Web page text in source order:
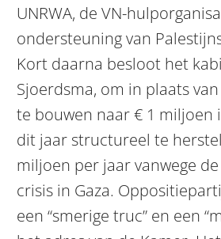
UNRWA, de VN-
ondersteuning van
Kort daarna besloot het
Sjoerdsma, om in plaats
te bouwen naar € 1 miljoen
dit jaar structureel te
miljoen per jaar vanwege
crisis in Gaza.
een “smerige truc” en een